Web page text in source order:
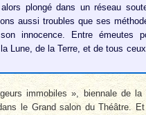
plongé dans un réseau
aussi troubles que ses
innocence. Entre émeutes
Lune, de la Terre, et de tous
immobiles », biennale de la
le Grand salon du Théâtre.